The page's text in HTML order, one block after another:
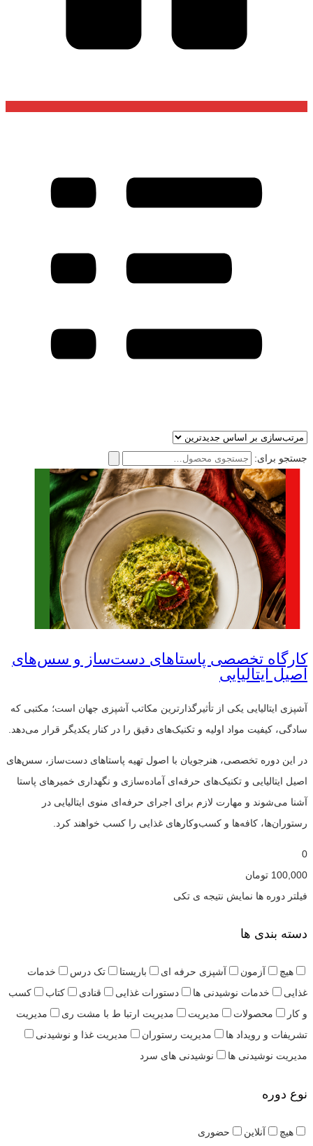
جستجو برای:
کارگاه تخصصی پاستاهای دست‌ساز و سس‌های
اصیل ایتالیایی
آشپزی ایتالیایی یکی از تأثیرگذارترین مکاتب آشپزی جهان است؛ مکتبی که
سادگی، کیفیت مواد اولیه و تکنیک‌های دقیق را در کنار یکدیگر قرار می‌دهد.
در این دوره تخصصی، هنرجویان با اصول تهیه پاستاهای دست‌ساز، سس‌های
اصیل ایتالیایی و تکنیک‌های حرفه‌ای آماده‌سازی و نگهداری خمیرهای پاستا
آشنا می‌شوند و مهارت لازم برای اجرای حرفه‌ای منوی ایتالیایی در
رستوران‌ها، کافه‌ها و کسب‌وکارهای غذایی را کسب خواهند کرد.
0
100,000 تومان
فیلتر دوره ها نمایش نتیجه ی تکی
دسته بندی ها
هیچ آزمون آشپزی حرفه ای باریستا تک درس
خدمات
غذایی
خدمات نوشیدنی ها دستورات غذایی قنادی کتاب
کسب
و کار
محصولات مدیریت مدیریت ارتبا ط با مشت ری
مدیریت
تشریفات و رویداد ها
مدیریت رستوران
مدیریت غذا و نوشیدنی
مدیریت نوشیدنی ها
نوشیدنی های سرد
نوع دوره
هیچ آنلاین
حضوری